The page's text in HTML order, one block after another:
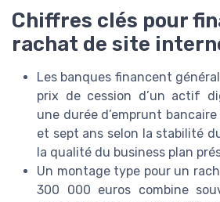
Chiffres clés pour
rachat de site
Les banques financent
prix de cession d’un actif
une durée d’emprunt
et sept ans selon la stabilité
la qualité du business plan
Un montage type pour un
300 000 euros combine